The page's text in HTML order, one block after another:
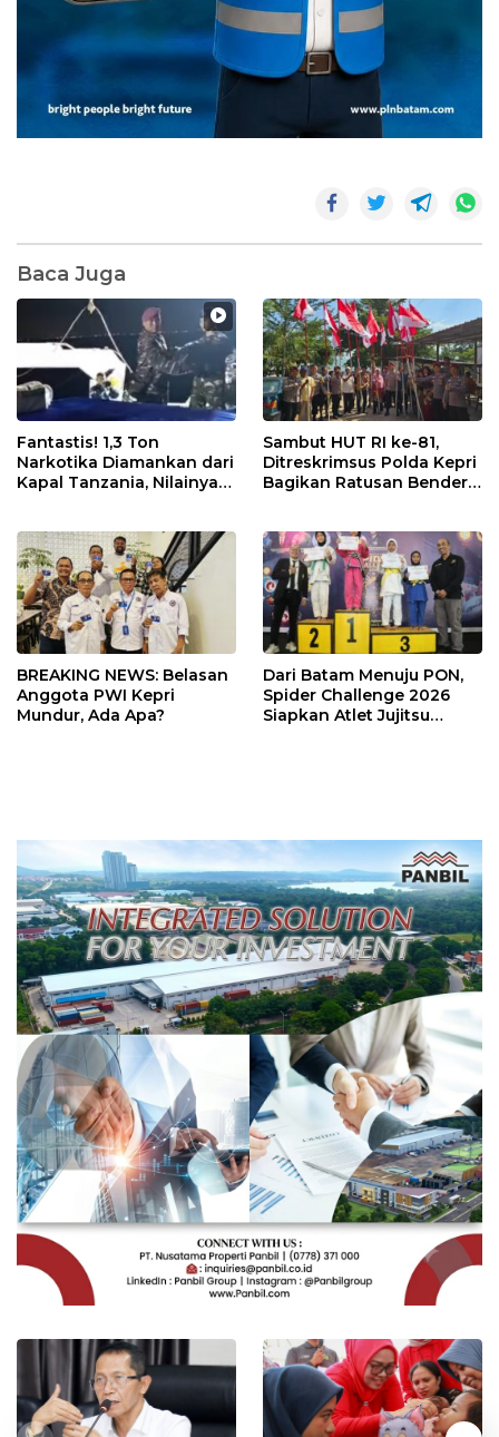
Baca Juga
Fantastis! 1,3 Ton
Narkotika Diamankan dari
Kapal Tanzania, Nilainya
Sambut HUT RI ke-81,
Ditreskrimsus Polda Kepri
Bagikan Ratusan Bendera
BREAKING NEWS: Belasan
Anggota PWI Kepri
Mundur, Ada Apa?
Dari Batam Menuju PON,
Spider Challenge 2026
Siapkan Atlet Jujitsu